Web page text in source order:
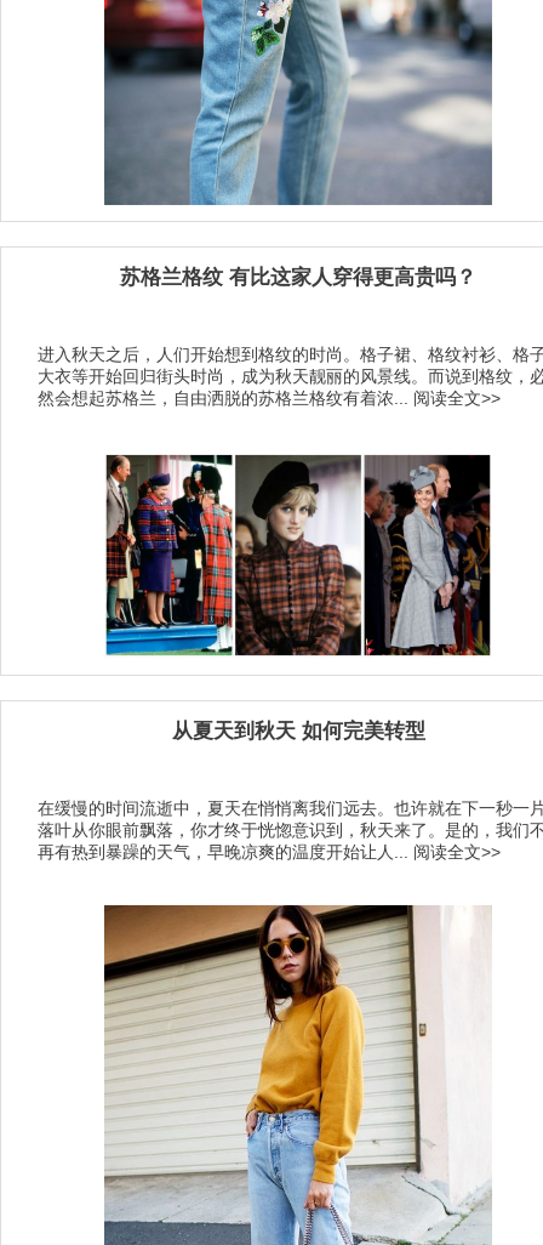
苏格兰格纹 有比这家人穿得更高贵吗？
进入秋天之后，人们开始想到格纹的时尚。格子裙、格纹衬衫、格
大衣等开始回归街头时尚，成为秋天靓丽的风景线。而说到格纹，
然会想起苏格兰，自由洒脱的苏格兰格纹有着浓...
阅读全文>>
从夏天到秋天 如何完美转型
在缓慢的时间流逝中，夏天在悄悄离我们远去。也许就在下一秒一
落叶从你眼前飘落，你才终于恍惚意识到，秋天来了。是的，我们
再有热到暴躁的天气，早晚凉爽的温度开始让人...
阅读全文>>